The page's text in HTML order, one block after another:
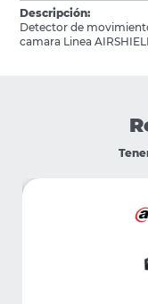
Descripción:
Detector de
camara Linea